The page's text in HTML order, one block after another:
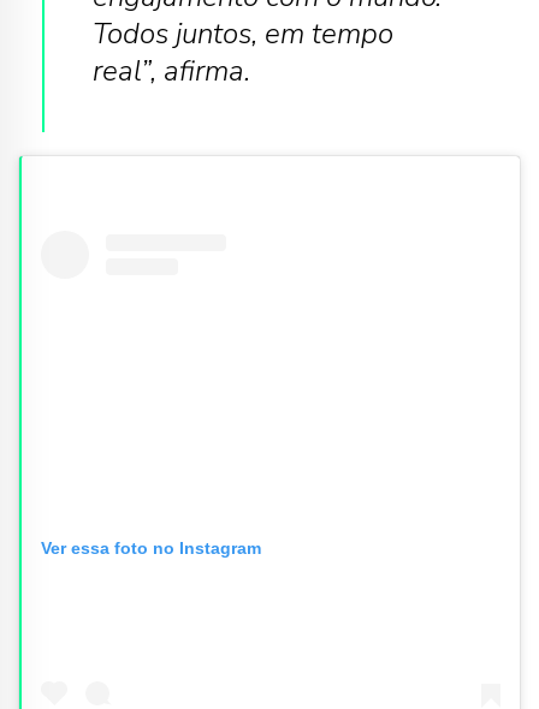
Todos juntos, em tempo
real”, afirma.
Ver essa foto no Instagram